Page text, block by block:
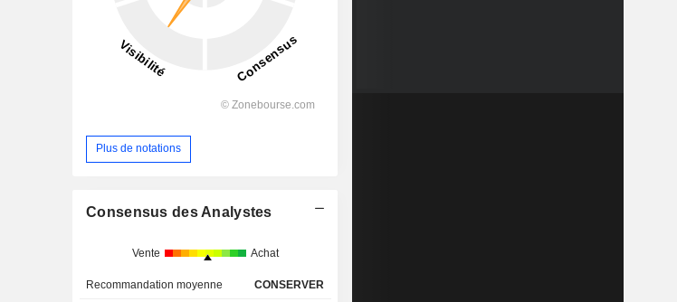
Plus de notations
Consensus des Analystes
Vente Achat
Recommandation moyenne CONSERVER